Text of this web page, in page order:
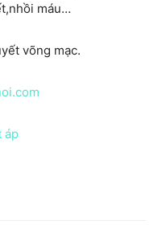
máu…
võng mạc.
áp